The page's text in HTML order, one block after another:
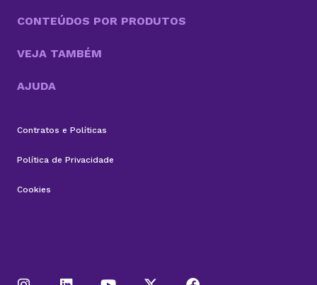
CONTEÚDOS POR PRODUTOS
VEJA TAMBÉM
AJUDA
Contratos e Políticas
Política de Privacidade
Cookies